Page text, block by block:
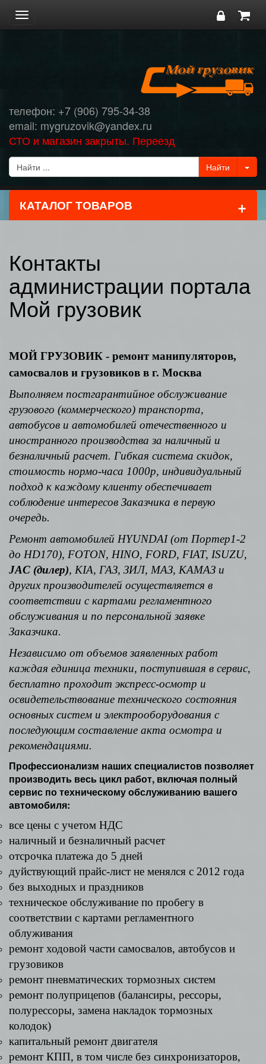
Toggle
navigation
телефон: +7 (906) 795-34-38
email: mygruzovik@yandex.ru
СТО и магазин закрыты. Переезд
КАТАЛОГ ТОВАРОВ +
Контакты
администрации портала
Мой грузовик
МОЙ ГРУЗОВИК - ремонт манипуляторов,
самосвалов и грузовиков в г. Москва
Выполняем постгарантийное обслуживание
грузового (коммерческого) транспорта,
автобусов и автомобилей отечественного и
иностранного производства за наличный и
безналичный расчет. Гибкая система скидок,
стоимость нормо-часа 1000р, индивидуальный
подход к каждому клиенту обеспечивает
соблюдение интересов Заказчика в первую
очередь.
Ремонт автомобилей HYUNDAI (от Портер1-2
до HD170), FOTON, HINO, FORD, FIAT, ISUZU,
JAC (дилер), KIA, ГАЗ, ЗИЛ, МАЗ, КАМАЗ и
других производителей осуществляется в
соответствии с картами регламентного
обслуживания и по персональной заявке
Заказчика.
Независимо от объемов заявленных работ
каждая единица техники, поступившая в сервис,
бесплатно проходит экспресс-осмотр и
освидетельствование технического состояния
основных систем и электрооборудования с
последующим составление акта осмотра и
рекомендациями.
Профессионализм наших специалистов позволяет
производить весь цикл работ, включая полный
сервис по техническому обслуживанию вашего
автомобиля:
все цены с учетом НДС
наличный и безналичный расчет
отсрочка платежа до 5 дней
дуйствующий прайс-лист не менялся с 2012 года
без выходных и праздников
техническое обслуживание по пробегу в
соответствии с картами регламентного
облуживания
ремонт ходовой части самосвалов, автобусов и
грузовиков
ремонт пневматических тормозных систем
ремонт полуприцепов (балансиры, рессоры,
полурессоры, замена накладок тормозных
колодок)
капитальный ремонт двигателя
ремонт КПП, в том числе без синхронизаторов,